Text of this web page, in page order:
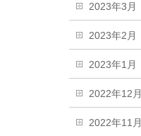
2023年3月
2023年2月
2023年1月
2022年12月
2022年11月